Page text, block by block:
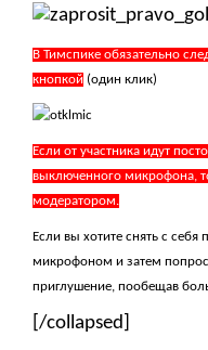
В Тимспике обязательно
кнопкой (один клик)
Если от участника идут
выключенного микрофона,
модератором.
Если вы хотите снять с себя
микрофоном и затем
приглушение, пообещав
[/collapsed]